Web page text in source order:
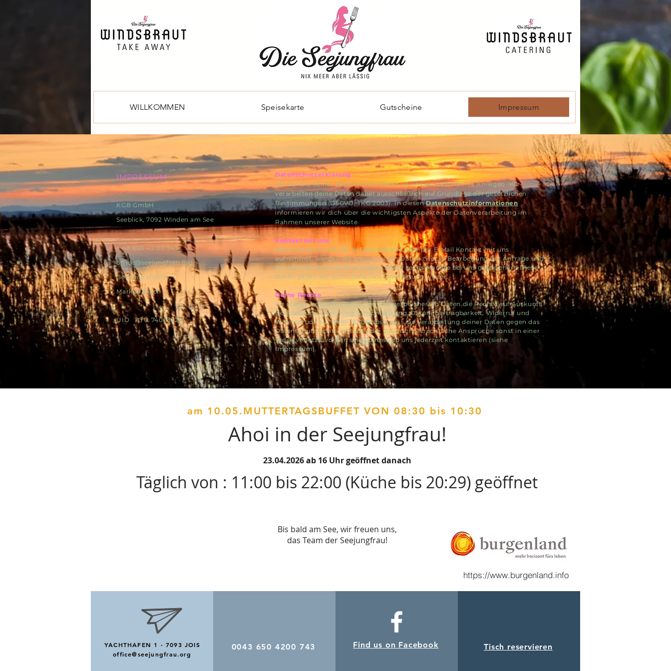
WILLKOMMEN Speisekarte Gutscheine Impressum
IMPRESSUM
KGB GmbH
Seeblick, 7092 Winden am See
+ 43 650 42 00 743
office@seejungfrau.org
Geschäftsführer:
Markus Blach
UID ATU 74063229
Datenschutzerklärung
Der Schutz deiner persönlichen Daten ist uns ein besonderes Anliegen. Wir
verarbeiten deine Daten daher ausschließlich auf Grundlage der gesetzlichen
Bestimmungen (DSGVO, TKG 2003). In diesenDatenschutzinformationen
informieren wir dich über die wichtigsten Aspekte der Datenverarbeitung im
Rahmen unserer Website.
Kontakt mit uns
Wenn du per Formular auf der Website oder per E-Mail Kontakt mit uns
aufnimmst, werden die angegebenen Daten zwecks Bearbeitung der Anfrage und
für den Fall von Anschlussfragen bis zu sechs Monate bei uns gespeichert. Diese
Daten geben wir nicht ohne Ihre Einwilligung weiter.
Deine Rechte
Dir stehen bezüglich deiner bei uns gespeicherten Daten die Rechte auf Auskunft,
Berichtigung, Löschung, Einschränkung, Datenübertragbarkeit, Widerruf und
Widerspruch zu. Wenn du glaubst, dass die Verarbeitung deiner Daten gegen das
Datenschutzrecht verstößt oder datenschutzrechtliche Ansprüche sonst in einer
Weise verletzt worden sind, kannst du uns jederzeit kontaktieren (siehe
Impressum).
am 10.05.MUTTERTAGSBUFFET VON 08:30 bis 10:30
Ahoi in der Seejungfrau!
23.04.2026 ab 16 Uhr geöffnet danach
Täglich von : 11:00 bis 22:00 (Küche bis 20:29) geöffnet
Bis bald am See, wir freuen uns,
das Team der Seejungfrau!
https://www.burgenland.info
YACHTHAFEN 1 - 7093 JOIS
office@seejungfrau.org
0043 650 4200 743 Find us on Facebook Tisch reservieren